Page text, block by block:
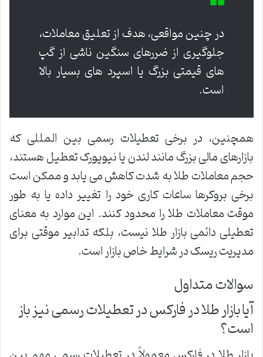
در چنین مواقعی، هدف از تعلیق معاملات،
جلوگیری از ضررهای سنگین ناشی از گپ
های قیمتی بزرگ یا اسپرد های بسیار بالا
است.
همچنین، در برخی تعطیلات رسمی بین المللی که
بازارهای مالی بزرگ مانند لندن یا نیویورک تعطیل هستند،
حجم معاملات طلا به شدت کاهش می یابد و ممکن است
برخی بروکرها ساعات کاری خود را تغییر داده یا به طور
موقت معاملات طلا را محدود کنند. این موارد به معنای
تعطیلی دائمی بازار طلا نیست، بلکه تدابیر موقتی برای
مدیریت ریسک در شرایط خاص بازار است.
سوالات متداول
آیا بازار طلا در فارکس در تعطیلات رسمی نیز باز
است؟